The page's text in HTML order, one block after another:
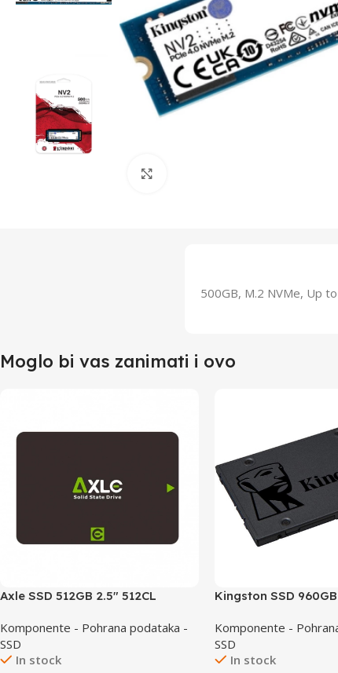
500GB, M.2 NVMe, Up
Moglo bi vas zanimati i ovo
Axle SSD 512GB 2.5″ 512CL
Komponente - Pohrana podataka -
SSD
In stock
Kingston SSD
Komponente -
SSD
In stock